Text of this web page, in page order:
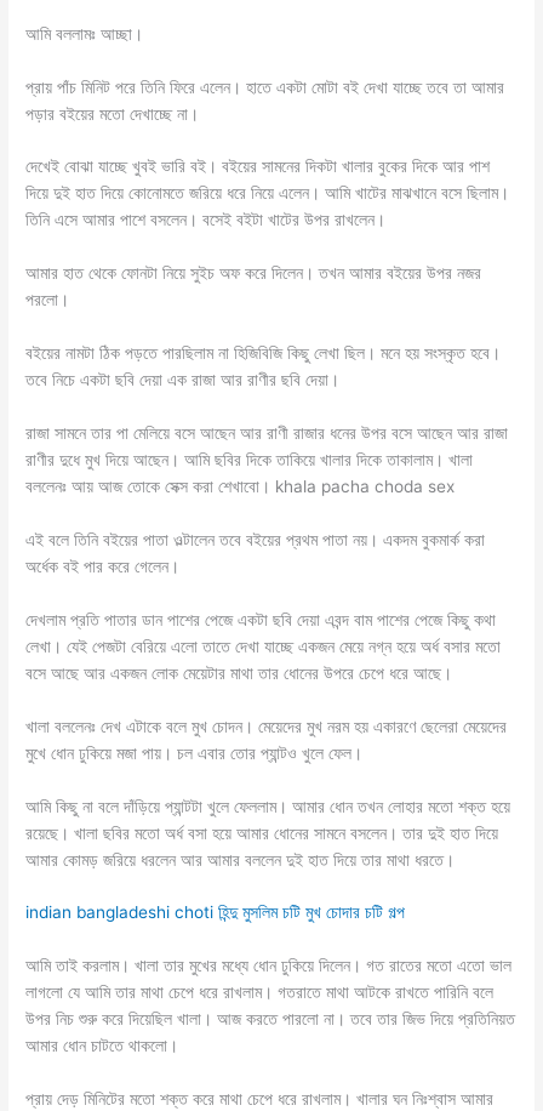
আমি বললামঃ আচ্ছা।
প্রায় পাঁচ মিনিট পরে তিনি ফিরে এলেন। হাতে একটা মোটা বই দেখা যাচ্ছে তবে তা আমার
পড়ার বইয়ের মতো দেখাচ্ছে না।
দেখেই বোঝা যাচ্ছে খুবই ভারি বই। বইয়ের সামনের দিকটা খালার বুকের দিকে আর পাশ
দিয়ে দুই হাত দিয়ে কোনোমতে জরিয়ে ধরে নিয়ে এলেন। আমি খাটের মাঝখানে বসে ছিলাম।
তিনি এসে আমার পাশে বসলেন। বসেই বইটা খাটের উপর রাখলেন।
আমার হাত থেকে ফোনটা নিয়ে সুইচ অফ করে দিলেন। তখন আমার বইয়ের উপর নজর
পরলো।
বইয়ের নামটা ঠিক পড়তে পারছিলাম না হিজিবিজি কিছু লেখা ছিল। মনে হয় সংস্কৃত হবে।
তবে নিচে একটা ছবি দেয়া এক রাজা আর রাণীর ছবি দেয়া।
রাজা সামনে তার পা মেলিয়ে বসে আছেন আর রাণী রাজার ধনের উপর বসে আছেন আর রাজা
রাণীর দুধে মুখ দিয়ে আছেন। আমি ছবির দিকে তাকিয়ে খালার দিকে তাকালাম। খালা
বললেনঃ আয় আজ তোকে সেক্স করা শেখাবো। khala pacha choda sex
এই বলে তিনি বইয়ের পাতা ওল্টালেন তবে বইয়ের প্রথম পাতা নয়। একদম বুকমার্ক করা
অর্ধেক বই পার করে গেলেন।
দেখলাম প্রতি পাতার ডান পাশের পেজে একটা ছবি দেয়া এবন্দ বাম পাশের পেজে কিছু কথা
লেখা। যেই পেজটা বেরিয়ে এলো তাতে দেখা যাচ্ছে একজন মেয়ে নগ্ন হয়ে অর্ধ বসার মতো
বসে আছে আর একজন লোক মেয়েটার মাথা তার ধোনের উপরে চেপে ধরে আছে।
খালা বললেনঃ দেখ এটাকে বলে মুখ চোদন। মেয়েদের মুখ নরম হয় একারণে ছেলেরা মেয়েদের
মুখে ধোন ঢুকিয়ে মজা পায়। চল এবার তোর প্যান্টও খুলে ফেল।
আমি কিছু না বলে দাঁড়িয়ে প্যান্টটা খুলে ফেললাম। আমার ধোন তখন লোহার মতো শক্ত হয়ে
রয়েছে। খালা ছবির মতো অর্ধ বসা হয়ে আমার ধোনের সামনে বসলেন। তার দুই হাত দিয়ে
আমার কোমড় জরিয়ে ধরলেন আর আমার বললেন দুই হাত দিয়ে তার মাথা ধরতে।
indian bangladeshi choti হিন্দু মুসলিম চটি মুখ চোদার চটি গল্প
আমি তাই করলাম। খালা তার মুখের মধ্যে ধোন ঢুকিয়ে দিলেন। গত রাতের মতো এতো ভাল
লাগলো যে আমি তার মাথা চেপে ধরে রাখলাম। গতরাতে মাথা আটকে রাখতে পারিনি বলে
উপর নিচ শুরু করে দিয়েছিল খালা। আজ করতে পারলো না। তবে তার জিভ দিয়ে প্রতিনিয়ত
আমার ধোন চাটতে থাকলো।
প্রায় দেড় মিনিটের মতো শক্ত করে মাথা চেপে ধরে রাখলাম। খালার ঘন নিঃশ্বাস আমার